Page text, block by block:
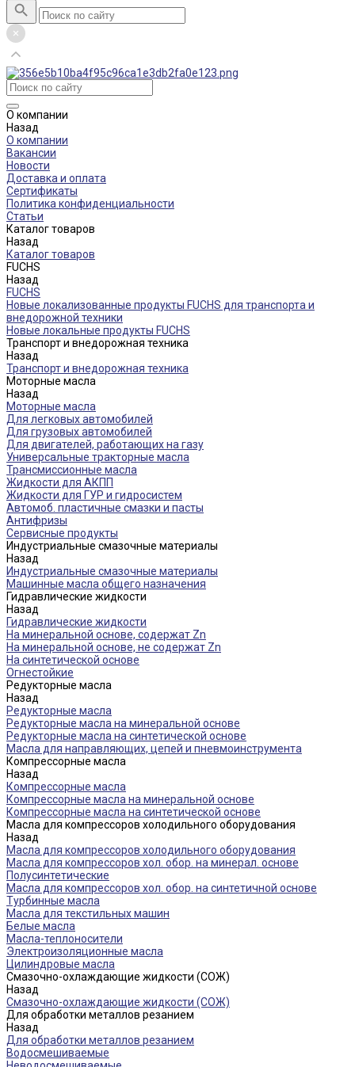
О компании
Назад
О компании
Вакансии
Новости
Доставка и оплата
Сертификаты
Политика конфиденциальности
Статьи
Каталог товаров
Назад
Каталог товаров
FUCHS
Назад
FUCHS
Новые локализованные продукты FUCHS для транспорта и
внедорожной техники
Новые локальные продукты FUCHS
Транспорт и внедорожная техника
Назад
Транспорт и внедорожная техника
Моторные масла
Назад
Моторные масла
Для легковых автомобилей
Для грузовых автомобилей
Для двигателей, работающих на газу
Универсальные тракторные масла
Трансмиссионные масла
Жидкости для АКПП
Жидкости для ГУР и гидросистем
Автомоб. пластичные смазки и пасты
Антифризы
Сервисные продукты
Индустриальные смазочные материалы
Назад
Индустриальные смазочные материалы
Машинные масла общего назначения
Гидравлические жидкости
Назад
Гидравлические жидкости
На минеральной основе, содержат Zn
На минеральной основе, не содержат Zn
На синтетической основе
Огнестойкие
Редукторные масла
Назад
Редукторные масла
Редукторные масла на минеральной основе
Редукторные масла на синтетической основе
Масла для направляющих, цепей и пневмоинструмента
Компрессорные масла
Назад
Компрессорные масла
Компрессорные масла на минеральной основе
Компрессорные масла на синтетической основе
Масла для компрессоров холодильного оборудования
Назад
Масла для компрессоров холодильного оборудования
Масла для компрессоров хол. обор. на минерал. основе
Полусинтетические
Масла для компрессоров хол. обор. на синтетичной основе
Турбинные масла
Масла для текстильных машин
Белые масла
Масла-теплоносители
Электроизоляционные масла
Цилиндровые масла
Смазочно-охлаждающие жидкости (СОЖ)
Назад
Смазочно-охлаждающие жидкости (СОЖ)
Для обработки металлов резанием
Назад
Для обработки металлов резанием
Водосмешиваемые